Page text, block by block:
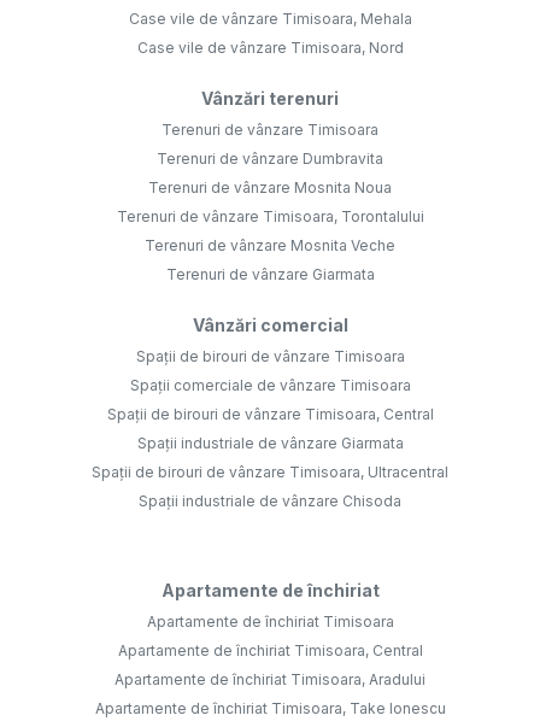
Case vile de vânzare Timisoara, Mehala
Case vile de vânzare Timisoara, Nord
Vânzări terenuri
Terenuri de vânzare Timisoara
Terenuri de vânzare Dumbravita
Terenuri de vânzare Mosnita Noua
Terenuri de vânzare Timisoara, Torontalului
Terenuri de vânzare Mosnita Veche
Terenuri de vânzare Giarmata
Vânzări comercial
Spații de birouri de vânzare Timisoara
Spații comerciale de vânzare Timisoara
Spații de birouri de vânzare Timisoara, Central
Spații industriale de vânzare Giarmata
Spații de birouri de vânzare Timisoara, Ultracentral
Spații industriale de vânzare Chisoda
Apartamente de închiriat
Apartamente de închiriat Timisoara
Apartamente de închiriat Timisoara, Central
Apartamente de închiriat Timisoara, Aradului
Apartamente de închiriat Timisoara, Take Ionescu